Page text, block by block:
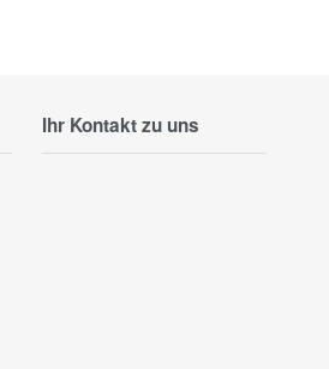
Ihr Kontakt zu uns